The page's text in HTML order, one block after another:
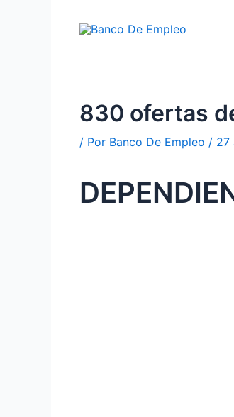
830 ofertas
/ Por Banco De Empleo / 27